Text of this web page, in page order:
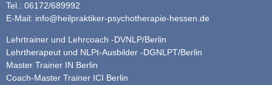
Tel.: 06172/689992
E-Mail: info@heilpraktiker-psychotherapie-hessen.de
Lehrtrainer und Lehrcoach -DVNLP/Berlin
Lehrtherapeut und NLPt-Ausbilder -DGNLPT/Berlin
Master Trainer IN Berlin
Coach-Master Trainer ICI Berlin